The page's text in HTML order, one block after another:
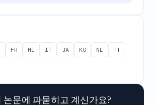
FR HI IT JA KO NL
PT
논문에 파묻히고 계신가요?